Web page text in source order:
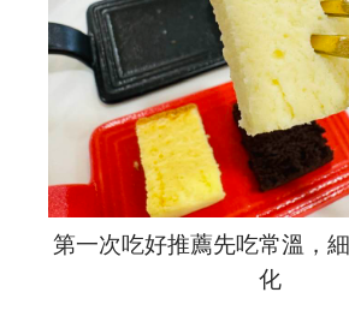
第一次吃好推薦先吃常溫，
化